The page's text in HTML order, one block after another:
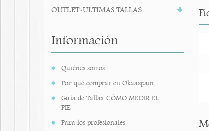
OUTLET-ULTIMAS TALLAS
Información
Quiénes somos
Por qué comprar en Okaaspain
Guía de Tallas. CÓMO MEDIR EL
PIE
Para los profesionales